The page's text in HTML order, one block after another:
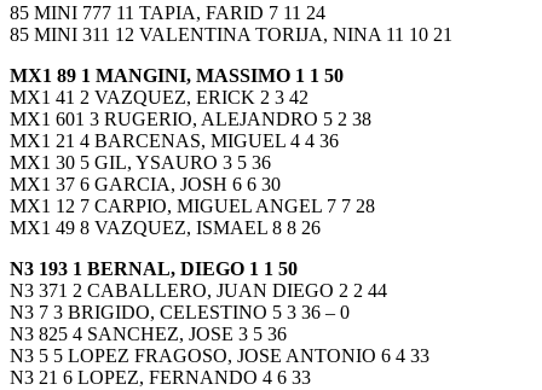
85 MINI 777 11 TAPIA, FARID 7 11 24
85 MINI 311 12 VALENTINA TORIJA, NINA 11 10 21
MX1 89 1 MANGINI, MASSIMO 1 1 50
MX1 41 2 VAZQUEZ, ERICK 2 3 42
MX1 601 3 RUGERIO, ALEJANDRO 5 2 38
MX1 21 4 BARCENAS, MIGUEL 4 4 36
MX1 30 5 GIL, YSAURO 3 5 36
MX1 37 6 GARCIA, JOSH 6 6 30
MX1 12 7 CARPIO, MIGUEL ANGEL 7 7 28
MX1 49 8 VAZQUEZ, ISMAEL 8 8 26
N3 193 1 BERNAL, DIEGO 1 1 50
N3 371 2 CABALLERO, JUAN DIEGO 2 2 44
N3 7 3 BRIGIDO, CELESTINO 5 3 36 – 0
N3 825 4 SANCHEZ, JOSE 3 5 36
N3 5 5 LOPEZ FRAGOSO, JOSE ANTONIO 6 4 33
N3 21 6 LOPEZ, FERNANDO 4 6 33